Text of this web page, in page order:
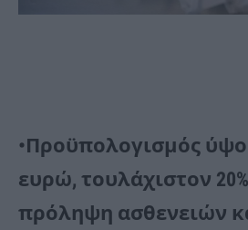
•Προϋπολογισμός
ευρώ, τουλάχιστον
πρόληψη ασθενειών